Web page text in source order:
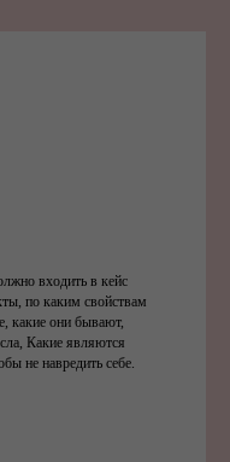
входить в кейс
по каким свойствам
какие они бывают,
Какие являются
не навредить себе.